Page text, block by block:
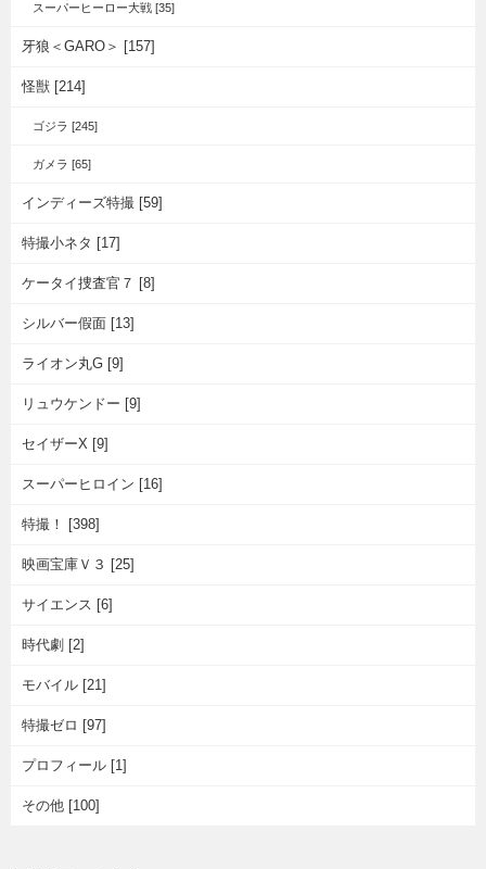
スーパーヒーロー大戦 [35]
牙狼＜GARO＞ [157]
怪獣 [214]
ゴジラ [245]
ガメラ [65]
インディーズ特撮 [59]
特撮小ネタ [17]
ケータイ捜査官７ [8]
シルバー假面 [13]
ライオン丸G [9]
リュウケンドー [9]
セイザーX [9]
スーパーヒロイン [16]
特撮！ [398]
映画宝庫Ｖ３ [25]
サイエンス [6]
時代劇 [2]
モバイル [21]
特撮ゼロ [97]
プロフィール [1]
その他 [100]